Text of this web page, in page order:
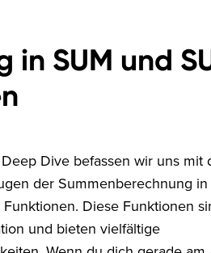
in SUM und
Dive befassen wir uns mit
der Summenberechnung in
Diese Funktionen
und bieten vielfältige